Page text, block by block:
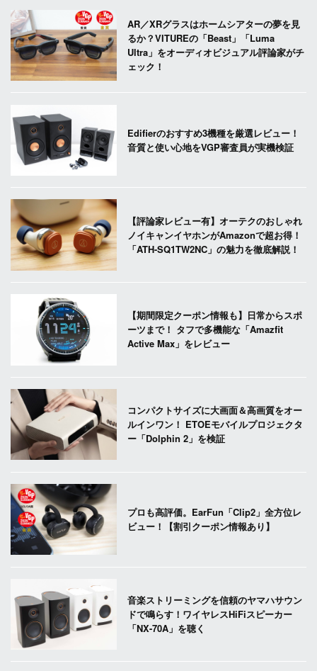
AR／XRグラスはホームシアターの夢を見
るか？VITUREの「Beast」「Luma
Ultra」をオーディオビジュアル評論家がチ
ェック！
Edifierのおすすめ3機種を厳選レビュー！
音質と使い心地をVGP審査員が実機検証
【評論家レビュー有】オーテクのおしゃれ
ノイキャンイヤホンがAmazonで超お得！
「ATH-SQ1TW2NC」の魅力を徹底解説！
【期間限定クーポン情報も】日常からスポ
ーツまで！ タフで多機能な「Amazfit
Active Max」をレビュー
コンパクトサイズに大画面＆高画質をオー
ルインワン！ ETOEモバイルプロジェクタ
ー「Dolphin 2」を検証
プロも高評価。EarFun「Clip2」全方位レ
ビュー！【割引クーポン情報あり】
音楽ストリーミングを信頼のヤマハサウン
ドで鳴らす！ワイヤレスHiFiスピーカー
「NX-70A」を聴く